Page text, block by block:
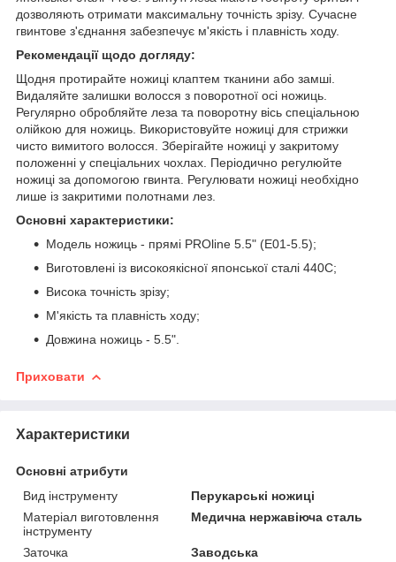
дозволяють отримати максимальну точність зрізу. Сучасне
гвинтове з'єднання забезпечує м'якість і плавність ходу.
Рекомендації щодо догляду:
Щодня протирайте ножиці клаптем тканини або замші.
Видаляйте залишки волосся з поворотної осі ножиць.
Регулярно обробляйте леза та поворотну вісь спеціальною
олійкою для ножиць. Використовуйте ножиці для стрижки
чисто вимитого волосся. Зберігайте ножиці у закритому
положенні у спеціальних чохлах. Періодично регулюйте
ножиці за допомогою гвинта. Регулювати ножиці необхідно
лише із закритими полотнами лез.
Основні характеристики:
Модель ножиць - прямі PROline 5.5" (E01-5.5);
Виготовлені із високоякісної японської сталі 440С;
Висока точність зрізу;
М'якість та плавність ходу;
Довжина ножиць - 5.5".
Приховати
Характеристики
Основні атрибути
Вид інструменту
Перукарські ножиці
Матеріал виготовлення
інструменту
Медична нержавіюча сталь
Заточка
Заводська